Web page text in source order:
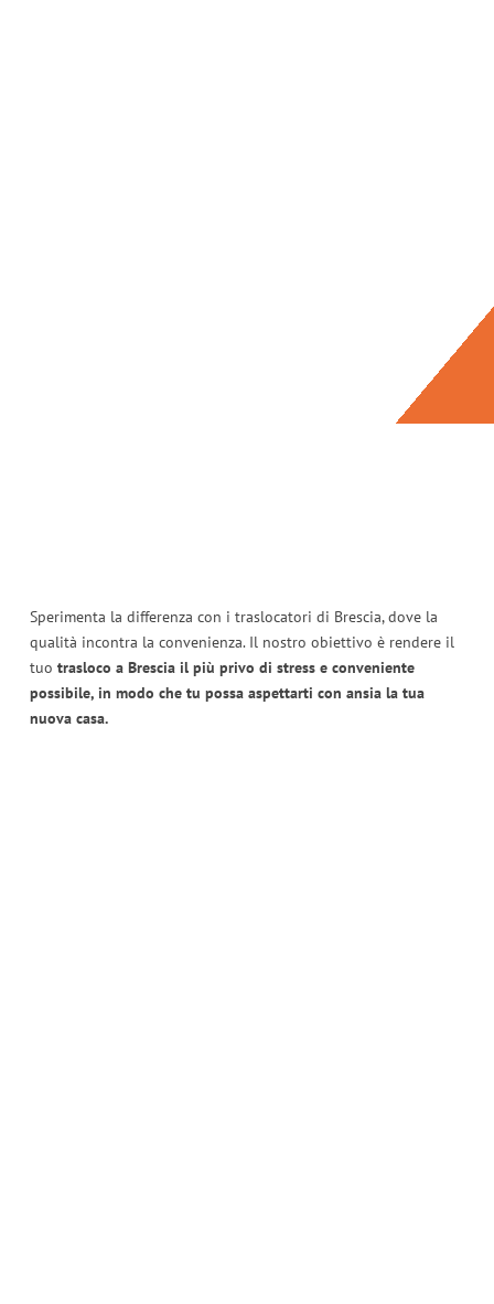
Sperimenta la differenza con i traslocatori di Brescia, dove la
qualità incontra la convenienza. Il nostro obiettivo è rendere il
tuo trasloco a Brescia il più privo di stress e conveniente
possibile, in modo che tu possa aspettarti con ansia la tua
nuova casa.